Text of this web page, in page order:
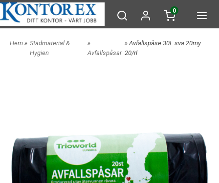
0
Hem » Städmaterial &
Hygien
»
Avfallspåsar
» Avfallspåse 30L sva 20my
20/rl